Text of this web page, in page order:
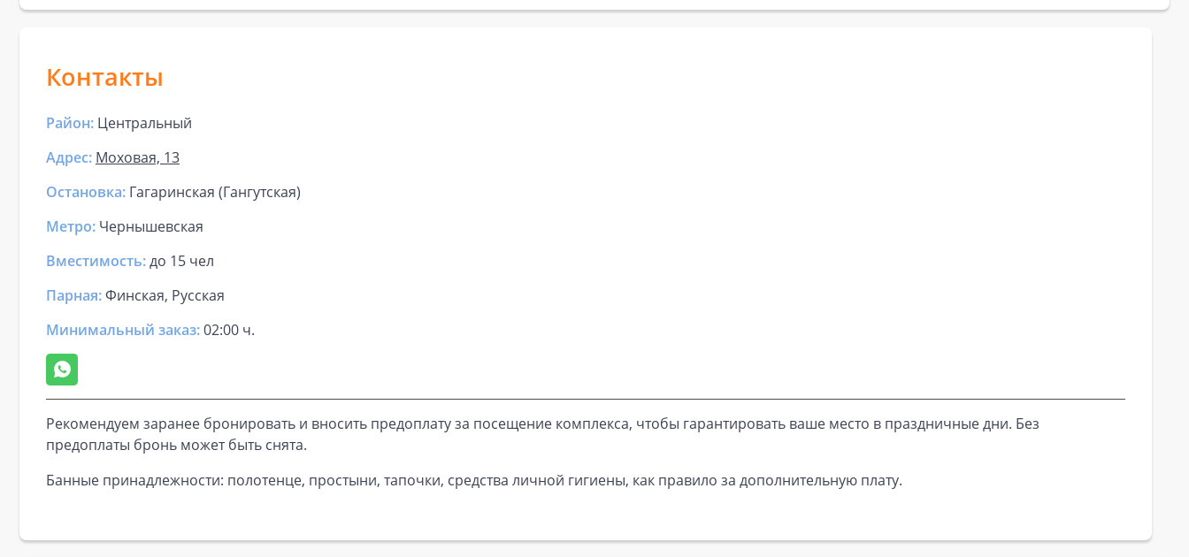
Контакты
Район: Центральный
Адрес: Моховая, 13
Остановка: Гагаринская (Гангутская)
Метро: Чернышевская
Вместимость:до 15 чел
Парная:Финская, Русская
Минимальный заказ:02:00 ч.
Рекомендуем заранее бронировать и вносить предоплату за посещение комплекса, чтобы гарантировать ваше место в праздничные дни. Без
предоплаты бронь может быть снята.
Банные принадлежности: полотенце, простыни, тапочки, средства личной гигиены, как правило за дополнительную плату.